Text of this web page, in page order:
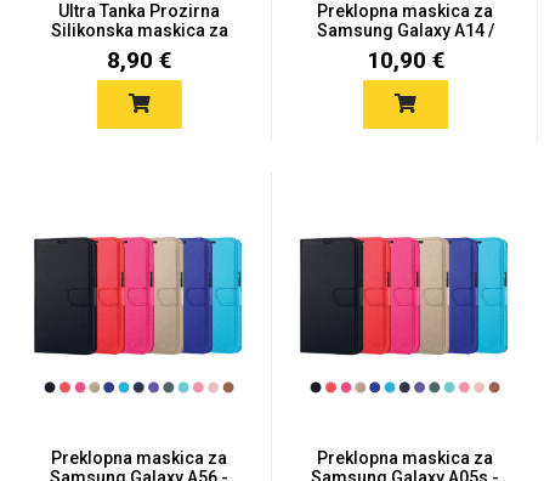
Ultra Tanka Prozirna
Silikonska maskica za
iPh...
8,90 €
Preklopna maskica za
Samsung Galaxy A14 /
A14...
10,90 €
Preklopna maskica za
Preklopna maskica za